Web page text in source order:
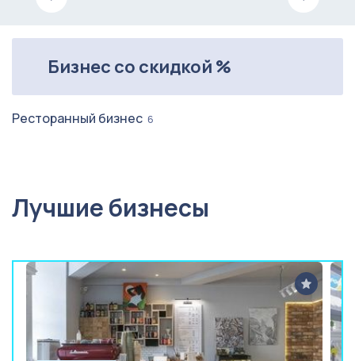
Бизнес со скидкой %
Ресторанный бизнес 6
Лучшие бизнесы